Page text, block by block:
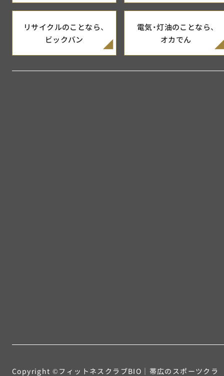
リサイクルのことなら、
ビックバン
電気・灯油のことなら、
オカでん
Copyright ©フィットネスクラブBIO｜ 帯広のスポーツクラ